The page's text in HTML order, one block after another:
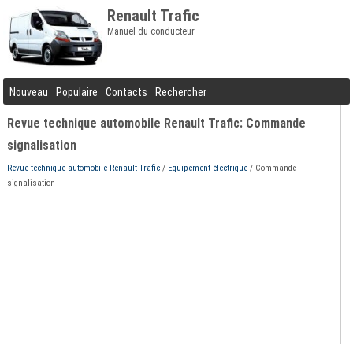
Renault Trafic
Manuel du conducteur
Nouveau Populaire Contacts Rechercher
Revue technique automobile Renault Trafic: Commande
signalisation
Revue technique automobile Renault Trafic / Equipement électrique / Commande
signalisation